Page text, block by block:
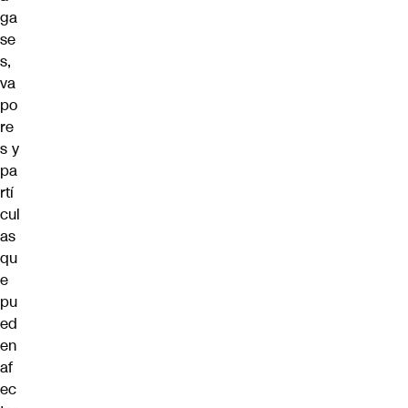
ga
se
s,
va
po
re
s y
pa
rtí
cul
as
qu
e
pu
ed
en
af
ec